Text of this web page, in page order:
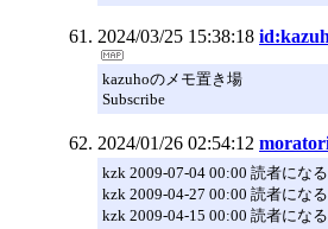
2024/03/25 15:38:18
kazuhoのメモ置き場
Subscribe
2024/01/26 02:54:12
kzk 2009-07-04 00:00 読者になる
kzk 2009-04-27 00:00 読者になる
kzk 2009-04-15 00:00 読者になる